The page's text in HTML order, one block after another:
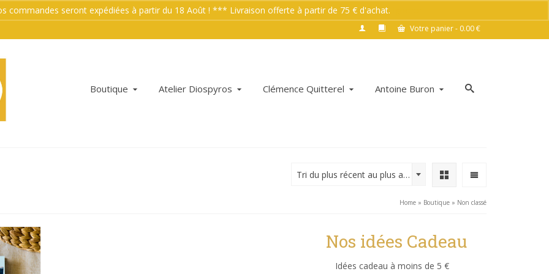
Votre panier- 0.00€
Boutique Atelier Diospyros Clémence Quitterel Antoine Buron
Tri du plus récent au plus ancien
Home » Boutique » Non classé
Nos idées Cadeau
Idées cadeau à moins de 5 €
commandes seront expédiées à partir du 18 Août ! *** Livraison offerte à partir de 75 € d'achat.